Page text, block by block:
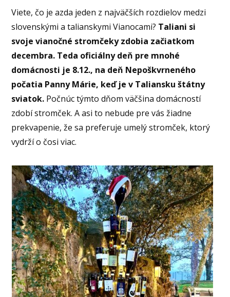
Viete, čo je azda jeden z najväčších rozdielov medzi
slovenskými a talianskymi Vianocami? Taliani si
svoje vianočné stromčeky zdobia začiatkom
decembra. Teda oficiálny deň pre mnohé
domácnosti je 8.12., na deň Nepoškvrneného
počatia Panny Márie, keď je v Taliansku štátny
sviatok. Počnúc týmto dňom väčšina domácností
zdobí stromček. A asi to nebude pre vás žiadne
prekvapenie, že sa preferuje umelý stromček, ktorý
vydrží o čosi viac.